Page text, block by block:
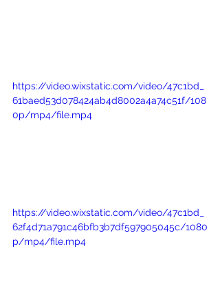
https://video.wixstatic.com/video/47c1bd_
61baed53d078424ab4d8002a4a74c51f/108
0p/mp4/file.mp4
https://video.wixstatic.com/video/47c1bd_
62f4d71a791c46bfb3b7df597905045c/1080
p/mp4/file.mp4